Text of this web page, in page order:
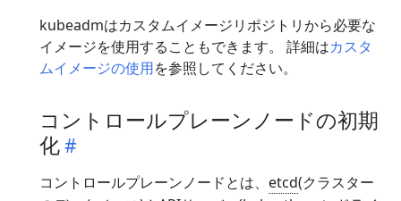
kubeadmはカスタムイメージリポジトリから必要な
イメージを使用することもできます。 詳細はカスタ
ムイメージの使用を参照してください。
コントロールプレーンノードの初期
化
コントロールプレーンノードとは、 etcd(クラスター